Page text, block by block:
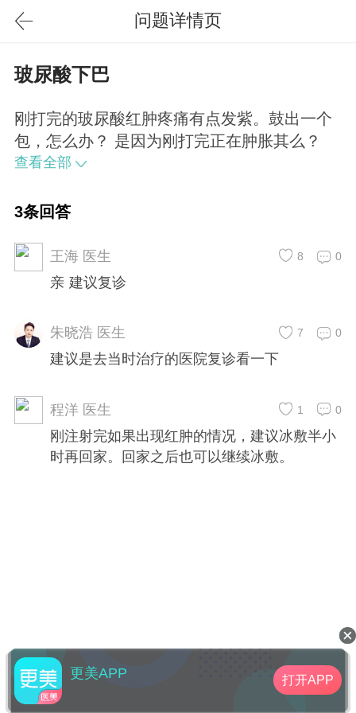
问题详情页
玻尿酸下巴
刚打完的玻尿酸红肿疼痛有点发紫。鼓出一个
包，怎么办？ 是因为刚打完正在肿胀其么？
查看全部
3条回答
王海 医生 0
8
亲 建议复诊
朱晓浩 医生 0
7
建议是去当时治疗的医院复诊看一下
程洋 医生 0
1
刚注射完如果出现红肿的情况，建议冰敷半小
时再回家。回家之后也可以继续冰敷。
更美APP 打开APP